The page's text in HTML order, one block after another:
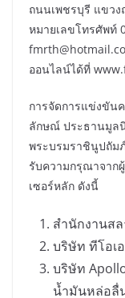
ถนนเพชรบุรี แขวง
หมายเลขโทรศัพท์
ออนไลน์ได้ที่
การจัดการแข่งขัน
ลักษณ์ ประธานมูล
พระบรมราชินูปถัม
รับความกรุณาจาก
เซอร์หลัก ดังนี้
สำนักงานส
บริษัท ทีโอเ
บริษัท
น้ำมันหล่อลื่